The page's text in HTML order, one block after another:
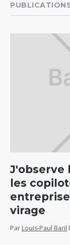
J'observe
les
virage
Par Louis-Paul Baril